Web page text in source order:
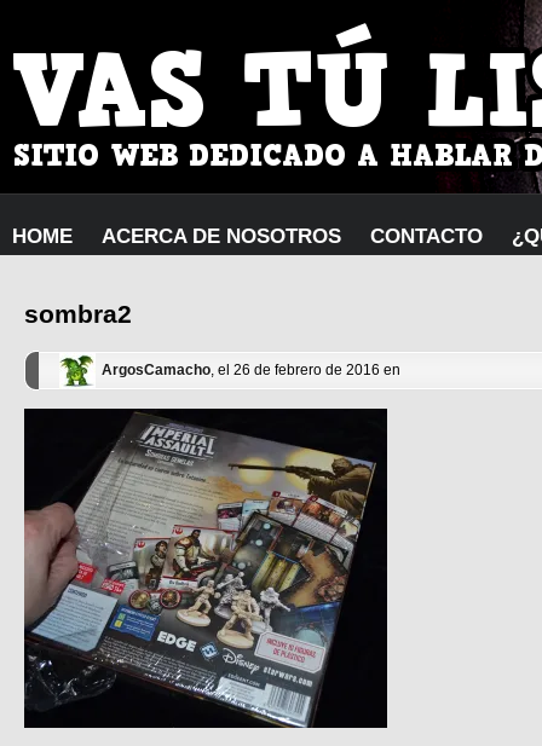
HOME ACERCA DE NOSOTROS CONTACTO
sombra2
ArgosCamacho, el 26 de febrero de 2016 en